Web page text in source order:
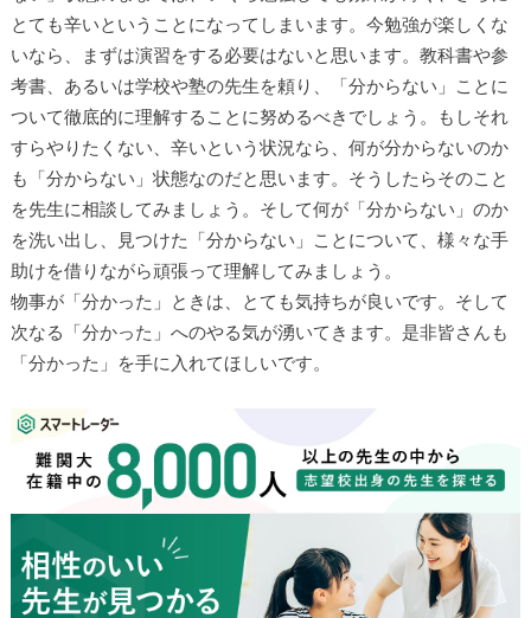
とても辛いということになってしまいます。今勉強が楽しくな
いなら、まずは演習をする必要はないと思います。教科書や参
考書、あるいは学校や塾の先生を頼り、「分からない」ことに
ついて徹底的に理解することに努めるべきでしょう。もしそれ
すらやりたくない、辛いという状況なら、何が分からないのか
も「分からない」状態なのだと思います。そうしたらそのこと
を先生に相談してみましょう。そして何が「分からない」のか
を洗い出し、見つけた「分からない」ことについて、様々な手
助けを借りながら頑張って理解してみましょう。
物事が「分かった」ときは、とても気持ちが良いです。そして
次なる「分かった」へのやる気が湧いてきます。是非皆さんも
「分かった」を手に入れてほしいです。